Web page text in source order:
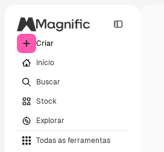
Criar
Início
Buscar
Stock
Explorar
Todas as ferramentas